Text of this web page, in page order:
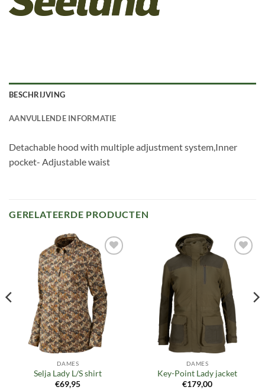
BESCHRIJVING
AANVULLENDE INFORMATIE
Detachable hood with multiple adjustment system,Inner
pocket- Adjustable waist
GERELATEERDE PRODUCTEN
Toevoegen
aan
verlanglijst
DAMES
Selja Lady L/S shirt
€69,95
Toevoegen
aan
verlanglijst
DAMES
Key-Point Lady jacket
€179,00